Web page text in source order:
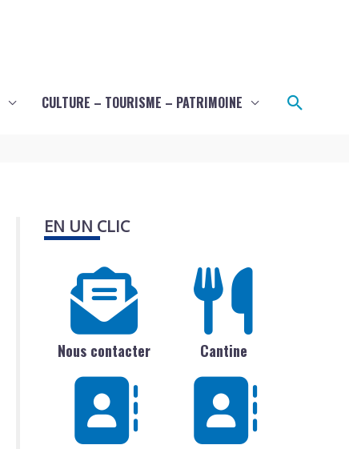
CULTURE – TOURISME – PATRIMOINE
EN UN CLIC
Nous contacter Cantine